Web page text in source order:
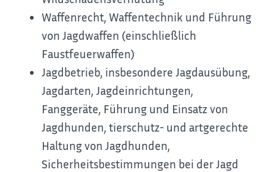
Waffenrecht, Waffentechnik und Führung
von Jagdwaffen (einschließlich
Faustfeuerwaffen)
Jagdbetrieb, insbesondere Jagdausübung,
Jagdarten, Jagdeinrichtungen,
Fanggeräte, Führung und Einsatz von
Jagdhunden, tierschutz- und artgerechte
Haltung von Jagdhunden,
Sicherheitsbestimmungen bei der Jagd